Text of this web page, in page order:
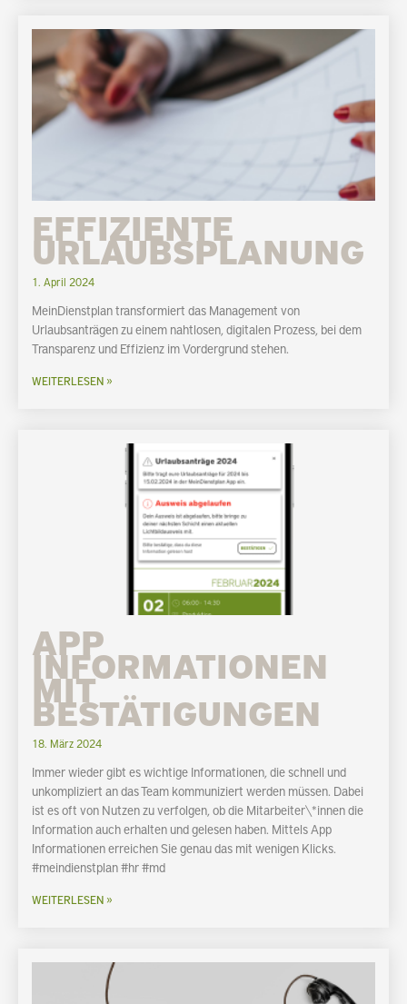
EFFIZIENTE
URLAUBSPLANUNG
1. April 2024
MeinDienstplan transformiert das Management von
Urlaubsanträgen zu einem nahtlosen, digitalen Prozess, bei dem
Transparenz und Effizienz im Vordergrund stehen.
WEITERLESEN »
APP
INFORMATIONEN
MIT
BESTÄTIGUNGEN
18. März 2024
Immer wieder gibt es wichtige Informationen, die schnell und
unkompliziert an das Team kommuniziert werden müssen. Dabei
ist es oft von Nutzen zu verfolgen, ob die Mitarbeiter\*innen die
Information auch erhalten und gelesen haben. Mittels App
Informationen erreichen Sie genau das mit wenigen Klicks.
#meindienstplan #hr #md
WEITERLESEN »